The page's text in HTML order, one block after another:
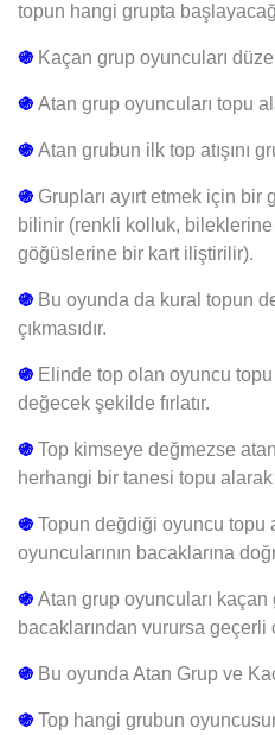
topun hangi grupta
֍ Kaçan grup oyuncuları
֍ Atan grup oyuncuları topu
֍ Atan grubun ilk top atışını
֍ Grupları ayırt etmek için bir
bilinir (renkli kolluk,
göğüslerine bir kart iliştirilir).
֍ Bu oyunda da kural topun
çıkmasıdır.
֍ Elinde top olan oyuncu topu
değecek şekilde fırlatır.
֍ Top kimseye değmezse
herhangi bir tanesi topu
֍ Topun değdiği oyuncu topu
oyuncularının bacaklarına
֍ Atan grup oyuncuları kaçan
bacaklarından vurursa geçerli
֍ Bu oyunda Atan Grup ve
֍ Top hangi grubun